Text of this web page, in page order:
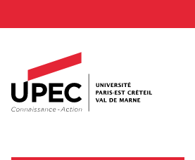
Accès directs
Recherche
Navigation secondaire